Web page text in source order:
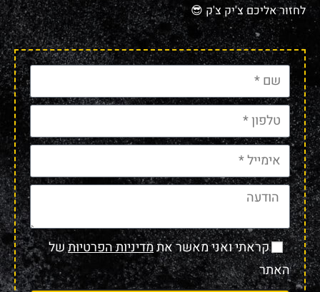
לחזור אליכם צ'יק צ'ק 😎
קראתי ואני מאשר אתמדיניות הפרטיותשל
האתר